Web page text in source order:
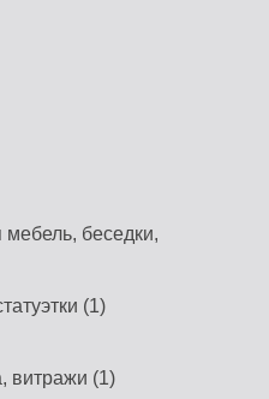
беседки,
(1)
витражи (1)